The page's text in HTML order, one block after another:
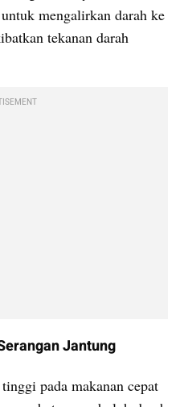
mengalirkan darah ke
tekanan darah
Jantung
pada makanan cepat